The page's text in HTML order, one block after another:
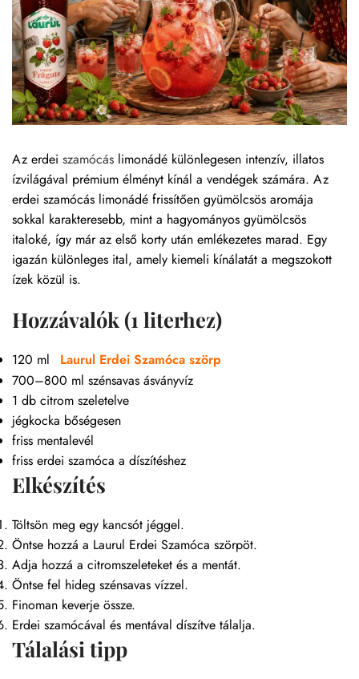
Az erdei szamócás limonádé különlegesen intenzív, illatos
ízvilágával prémium élményt kínál a vendégek számára. Az
erdei szamócás limonádé frissítően gyümölcsös aromája
sokkal karakteresebb, mint a hagyományos gyümölcsös
italoké, így már az első korty után emlékezetes marad. Egy
igazán különleges ital, amely kiemeli kínálatát a megszokott
ízek közül is.
Hozzávalók (1 literhez)
120 ml
Laurul Erdei Szamóca szörp
700–800 ml szénsavas ásványvíz
1 db citrom szeletelve
jégkocka bőségesen
friss mentalevél
friss erdei szamóca a díszítéshez
Elkészítés
Töltsön meg egy kancsót jéggel.
Öntse hozzá a Laurul Erdei Szamóca szörpöt.
Adja hozzá a citromszeleteket és a mentát.
Öntse fel hideg szénsavas vízzel.
Finoman keverje össze.
Erdei szamócával és mentával díszítve tálalja.
Tálalási tipp